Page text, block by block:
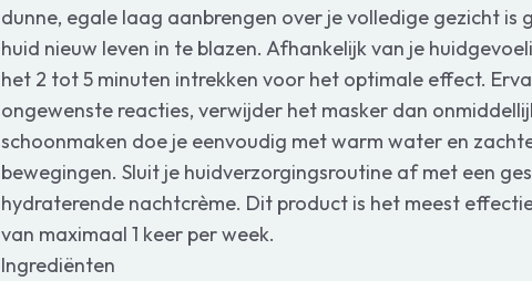
dunne, egale laag aanbrengen over je volledige gezicht is
huid nieuw leven in te blazen. Afhankelijk van je
het 2 tot 5 minuten intrekken voor het optimale effect.
ongewenste reacties, verwijder het masker dan
schoonmaken doe je eenvoudig met warm water en
bewegingen. Sluit je huidverzorgingsroutine af met een
hydraterende nachtcrème. Dit product is het meest
van maximaal 1 keer per week.
Ingrediënten